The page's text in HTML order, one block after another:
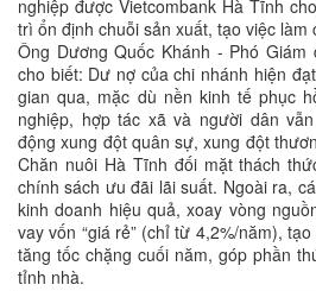
nghiệp được Vietcombank Hà Tĩnh
trì ổn định chuỗi sản xuất, tạo việc làm
Ông Dương Quốc Khánh - Phó Giám
cho biết: Dư nợ của chi nhánh hiện
gian qua, mặc dù nền kinh tế phục
nghiệp, hợp tác xã và người dân
động xung đột quân sự, xung đột
Chăn nuôi Hà Tĩnh đối mặt thách
chính sách ưu đãi lãi suất. Ngoài ra,
kinh doanh hiệu quả, xoay vòng
vay vốn “giá rẻ” (chỉ từ 4,2%/năm),
tăng tốc chặng cuối năm, góp phần
tỉnh nhà.